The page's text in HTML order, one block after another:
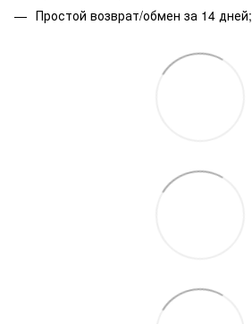
Простой возврат/обмен за 14 дней;